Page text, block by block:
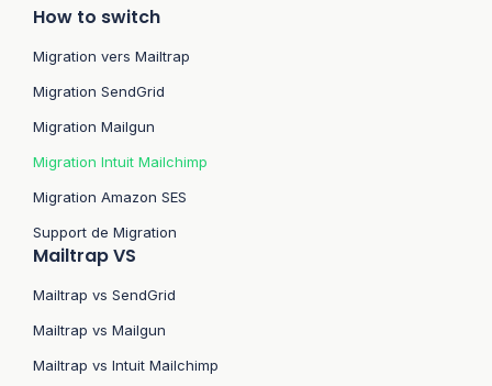
How to switch
Migration vers Mailtrap
Migration SendGrid
Migration Mailgun
Migration Intuit Mailchimp
Migration Amazon SES
Support de Migration
Mailtrap VS
Mailtrap vs SendGrid
Mailtrap vs Mailgun
Mailtrap vs Intuit Mailchimp